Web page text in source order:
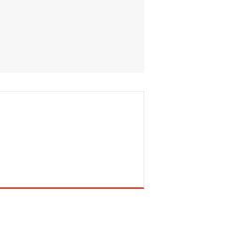
la red inicial